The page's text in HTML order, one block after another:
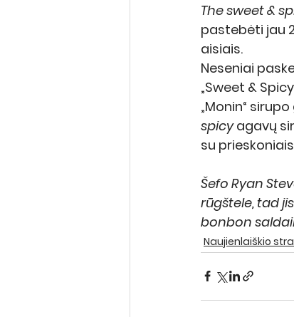
The sweet &
pastebėti jau
aisiais.
Neseniai
„Sweet &
„Monin“
spicy agavų
su
Šefo Ryan
rūgštele, tad
bonbon
Naujienlaiškio